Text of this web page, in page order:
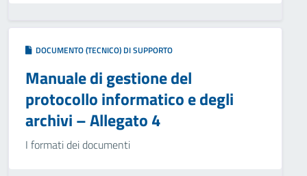
DOCUMENTO (TECNICO) DI SUPPORTO
Manuale di gestione del
protocollo informatico e degli
archivi – Allegato 4
I formati dei documenti